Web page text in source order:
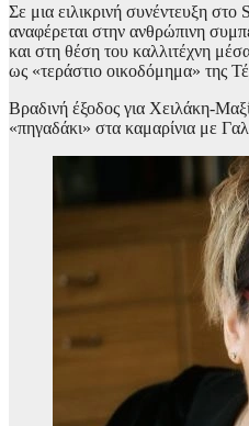
Σε μια ειλικρινή συνέντευξη
αναφέρεται στην ανθρώπινη
και στη θέση του καλλιτέχνη
ως «τεράστιο οικοδόμημα» της
Βραδινή έξοδος για Χειλάκη-
«πηγαδάκι» στα καμαρίνια με